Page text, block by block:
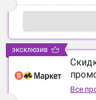
Все
эксклюзив